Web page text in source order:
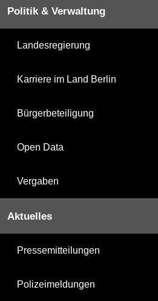
Politik & Verwaltung
Landesregierung
Karriere im Land Berlin
Bürgerbeteiligung
Open Data
Vergaben
Aktuelles
Pressemitteilungen
Polizeimeldungen